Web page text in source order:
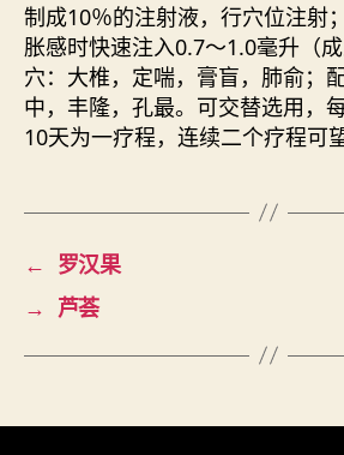
制成10％的注射液，行穴位注射
胀感时快速注入0.7～1.0毫升（
穴：大椎，定喘，膏盲，肺俞；
中，丰隆，孔最。可交替选用，
10天为一疗程，连续二个疗程可
← 罗汉果
→ 芦荟